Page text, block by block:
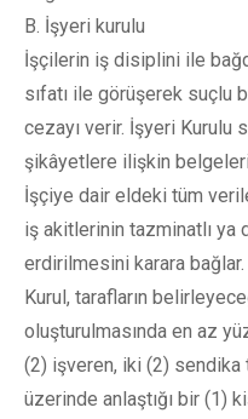
B. İşyeri kurulu
İşçilerin iş disiplini ile
sıfatı ile görüşerek suçlu
cezayı verir. İşyeri Kurulu
şikâyetlere ilişkin belgeleri
İşçiye dair eldeki tüm
iş akitlerinin tazminatlı ya
erdirilmesini karara bağlar.
Kurul, tarafların
oluşturulmasında en az
(2) işveren, iki (2)
üzerinde anlaştığı bir (1)